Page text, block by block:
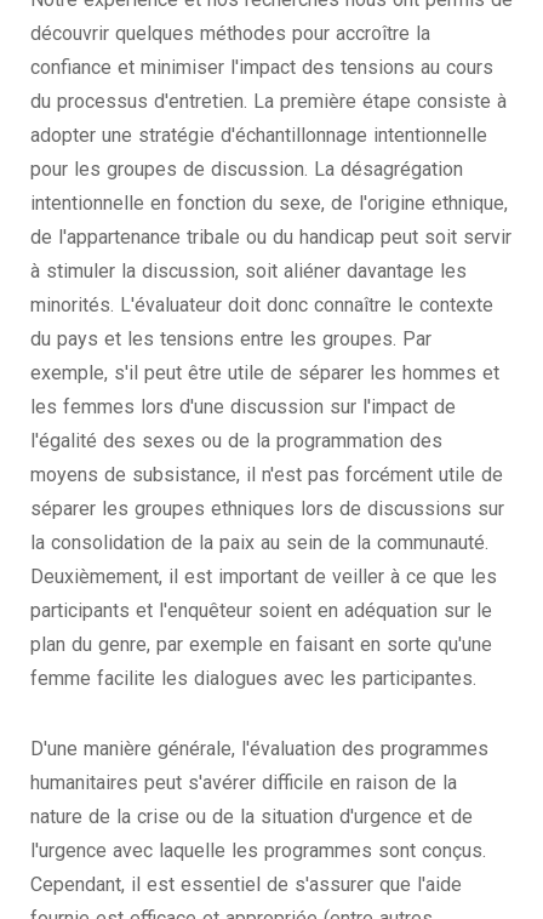
découvrir quelques méthodes pour accroître la
confiance et minimiser l'impact des tensions au cours
du processus d'entretien. La première étape consiste à
adopter une stratégie d'échantillonnage intentionnelle
pour les groupes de discussion. La désagrégation
intentionnelle en fonction du sexe, de l'origine ethnique,
de l'appartenance tribale ou du handicap peut soit servir
à stimuler la discussion, soit aliéner davantage les
minorités. L'évaluateur doit donc connaître le contexte
du pays et les tensions entre les groupes. Par
exemple, s'il peut être utile de séparer les hommes et
les femmes lors d'une discussion sur l'impact de
l'égalité des sexes ou de la programmation des
moyens de subsistance, il n'est pas forcément utile de
séparer les groupes ethniques lors de discussions sur
la consolidation de la paix au sein de la communauté.
Deuxièmement, il est important de veiller à ce que les
participants et l'enquêteur soient en adéquation sur le
plan du genre, par exemple en faisant en sorte qu'une
femme facilite les dialogues avec les participantes.
D'une manière générale, l'évaluation des programmes
humanitaires peut s'avérer difficile en raison de la
nature de la crise ou de la situation d'urgence et de
l'urgence avec laquelle les programmes sont conçus.
Cependant, il est essentiel de s'assurer que l'aide